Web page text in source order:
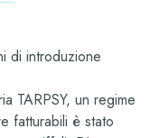
di introduzione
TARPSY, un regime
fatturabili è stato